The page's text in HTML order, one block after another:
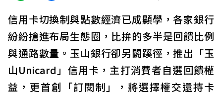
信用卡切換制與點數經濟已成顯學，各家銀行
紛紛搶進布局生態圈，比拚的多半是回饋比例
與通路數量。玉山銀行卻另闢蹊徑，推出「玉
山Unicard」信用卡，主打消費者自選回饋權
益，更首創「訂閱制」，將選擇權交還持卡